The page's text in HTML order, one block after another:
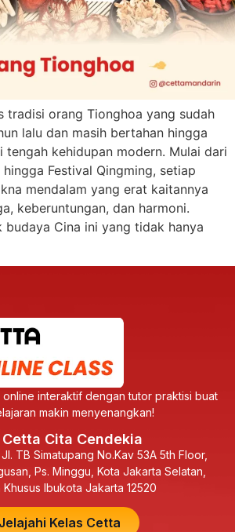
tradisi orang Tionghoa yang sudah
lalu dan masih bertahan hingga
tengah kehidupan modern. Mulai dari
Festival Qingming, setiap
mendalam yang erat kaitannya
keberuntungan, dan harmoni.
budaya Cina ini yang tidak hanya
online interaktif dengan tutor praktisi buat
makin menyenangkan!
Cetta Cita Cendekia
TB Simatupang No.Kav 53A 5th Floor,
Ps. Minggu, Kota Jakarta Selatan,
Khusus Ibukota Jakarta 12520
Jelajahi Kelas Cetta